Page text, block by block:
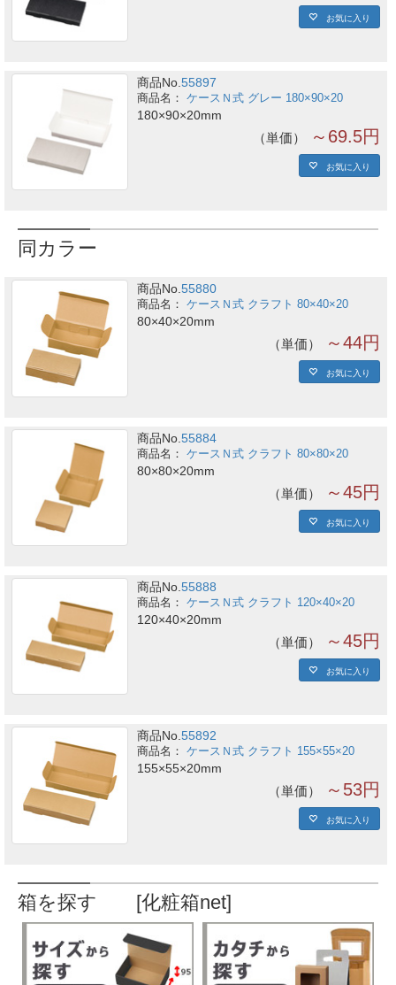
お気に入り
商品No.55897
ケースＮ式 グレー 180×90×20
180×90×20mm
単価 ～69.5円
お気に入り
同カラー
商品No.55880
ケースＮ式 クラフト 80×40×20
80×40×20mm
単価 ～44円
お気に入り
商品No.55884
ケースＮ式 クラフト 80×80×20
80×80×20mm
単価 ～45円
お気に入り
商品No.55888
ケースＮ式 クラフト 120×40×20
120×40×20mm
単価 ～45円
お気に入り
商品No.55892
ケースＮ式 クラフト 155×55×20
155×55×20mm
単価 ～53円
お気に入り
箱を探す [化粧箱net]